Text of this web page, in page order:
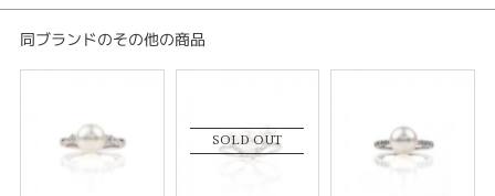
シーン
ナチュラルホワイトパール 8.5-9.0mm
同ブランドのその他の商品
SOLD OUT